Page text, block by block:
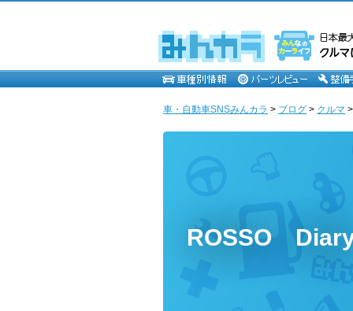
車・自動車SNSみんカラ > ブログ > クルマ
ROSSO